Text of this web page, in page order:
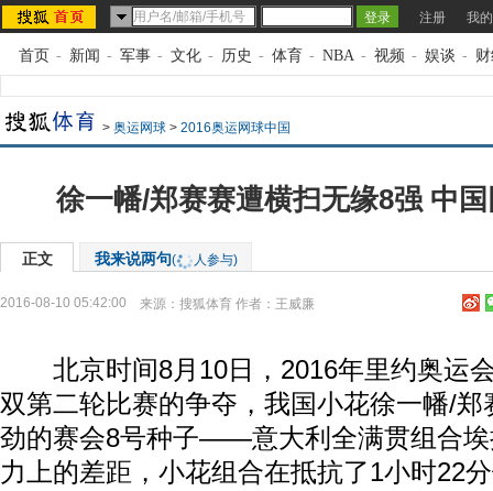
注册 我
首页 - 新闻 - 军事 - 文化 - 历史 - 体育 - NBA - 视频 - 娱谈 -
> 奥运网球 > 2016奥运网球中国
徐一幡/郑赛赛遭横扫无缘8强 中
正文 我来说两句( 人参与)
2016-08-10 05:42:00 来源： 搜狐体育 作者：王威廉
北京时间8月10日，2016年里约奥运
双第二轮比赛的争夺，我国小花徐一幡/
劲的赛会8号种子——意大利全满贯组合埃
力上的差距，小花组合在抵抗了1小时22